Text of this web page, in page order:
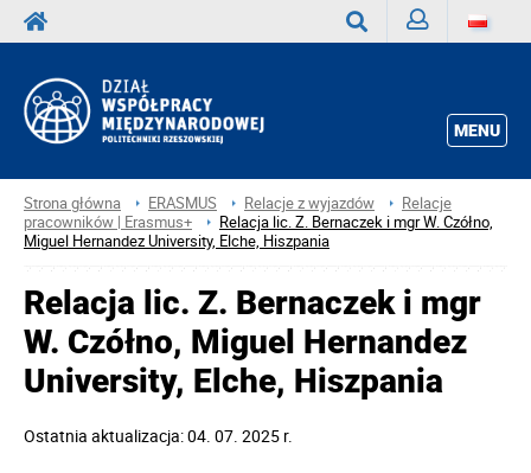
MENU
Strona główna ERASMUS Relacje z wyjazdów
Relacje
pracowników | Erasmus+
Relacja lic. Z. Bernaczek i mgr W. Czółno,
Miguel Hernandez University, Elche, Hiszpania
Relacja lic. Z. Bernaczek i mgr
W. Czółno, Miguel Hernandez
University, Elche, Hiszpania
Ostatnia aktualizacja: 04. 07. 2025 r.